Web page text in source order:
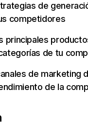
de
competidores
principales
de tu
de marketing
de la